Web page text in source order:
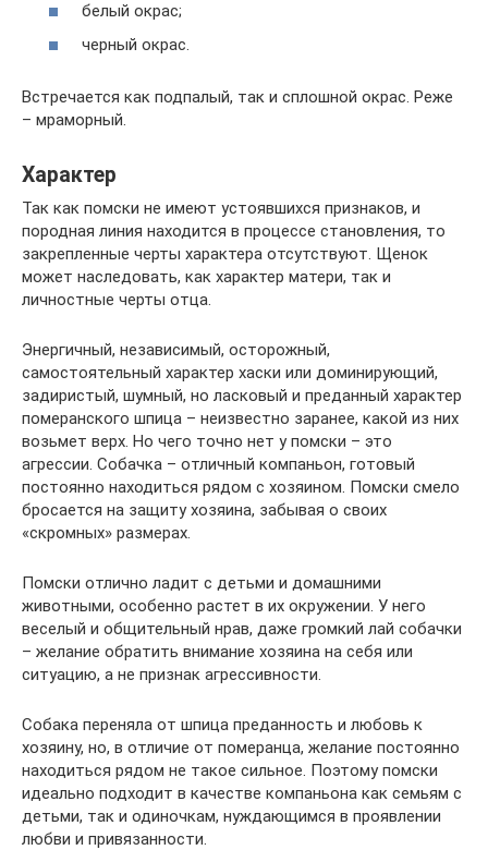
белый окрас;
черный окрас.
Встречается как подпалый, так и сплошной окрас. Реже
– мраморный.
Характер
Так как помски не имеют устоявшихся признаков, и
породная линия находится в процессе становления, то
закрепленные черты характера отсутствуют. Щенок
может наследовать, как характер матери, так и
личностные черты отца.
Энергичный, независимый, осторожный,
самостоятельный характер хаски или доминирующий,
задиристый, шумный, но ласковый и преданный характер
померанского шпица – неизвестно заранее, какой из них
возьмет верх. Но чего точно нет у помски – это
агрессии. Собачка – отличный компаньон, готовый
постоянно находиться рядом с хозяином. Помски смело
бросается на защиту хозяина, забывая о своих
«скромных» размерах.
Помски отлично ладит с детьми и домашними
животными, особенно растет в их окружении. У него
веселый и общительный нрав, даже громкий лай собачки
– желание обратить внимание хозяина на себя или
ситуацию, а не признак агрессивности.
Собака переняла от шпица преданность и любовь к
хозяину, но, в отличие от померанца, желание постоянно
находиться рядом не такое сильное. Поэтому помски
идеально подходит в качестве компаньона как семьям с
детьми, так и одиночкам, нуждающимся в проявлении
любви и привязанности.